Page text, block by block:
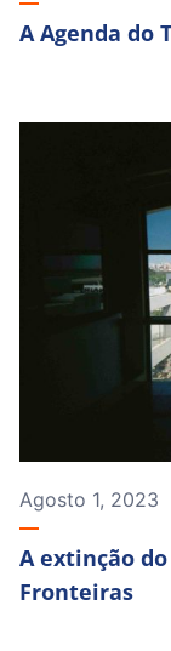
A Agenda do
Agosto 1, 2023
A extinção
Fronteiras